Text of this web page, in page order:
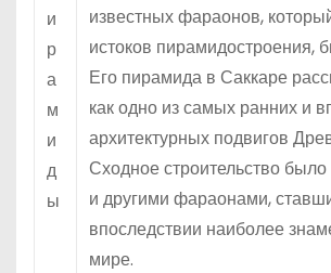
известных фараонов,
истоков пирамидостроения,
Его пирамида в Саккаре
как одно из самых ранних и
архитектурных подвигов
Сходное строительство
и другими фараонами,
впоследствии наиболее
мире.